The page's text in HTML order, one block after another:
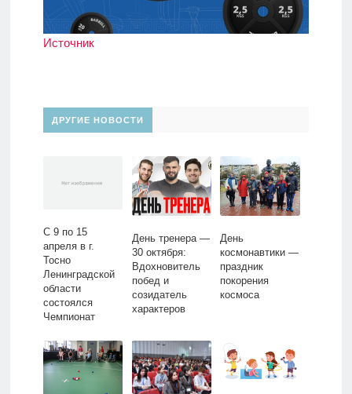
Источник
ДРУГИЕ НОВОСТИ
С 9 по 15
апреля в г.
Тосно
Ленинградской
области
состоялся
Чемпионат
пауэрлифтингу
среди лиц с.. |
МБУ «Дворец
День тренера —
30 октября:
Вдохновитель
побед и
созидатель
характеров
День
космонавтики —
праздник
покорения
космоса